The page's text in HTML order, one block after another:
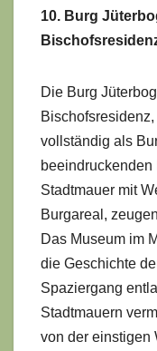
10. Burg
Die Burg
vollständig als
beeindruckenden
Stadtmauer mit
Burgareal,
Das Museum im
die Geschichte
Spaziergang
Stadtmauern
von der einstigen